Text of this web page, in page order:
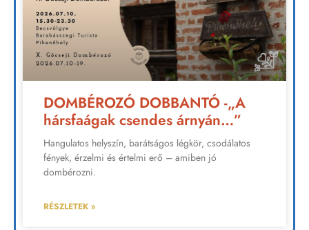
DOMBÉROZÓ DOBBANTÓ -„A
hársfaágak csendes árnyán…”
Hangulatos helyszín, barátságos légkör, csodálatos
fények, érzelmi és értelmi erő – amiben jó
dombérozni.
RÉSZLETEK »